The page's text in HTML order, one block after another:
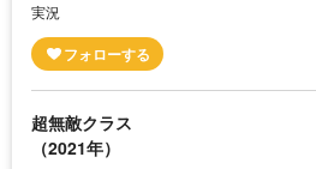
実況
超無敵クラス
（2021年）